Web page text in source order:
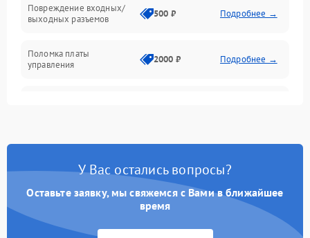
Механические повреждения
Механика
Повреждение входных/
выходных разъемов
500 ₽ Подробнее →
Поломка платы
управления
2000 ₽ Подробнее →
Повреждение
Поломка предохранителя 100 ₽ Подробнее →
Неисправность системы
1000 ₽
У Вас остались вопросы?
Оставьте заявку, мы свяжемся с Вами в ближайшее
время